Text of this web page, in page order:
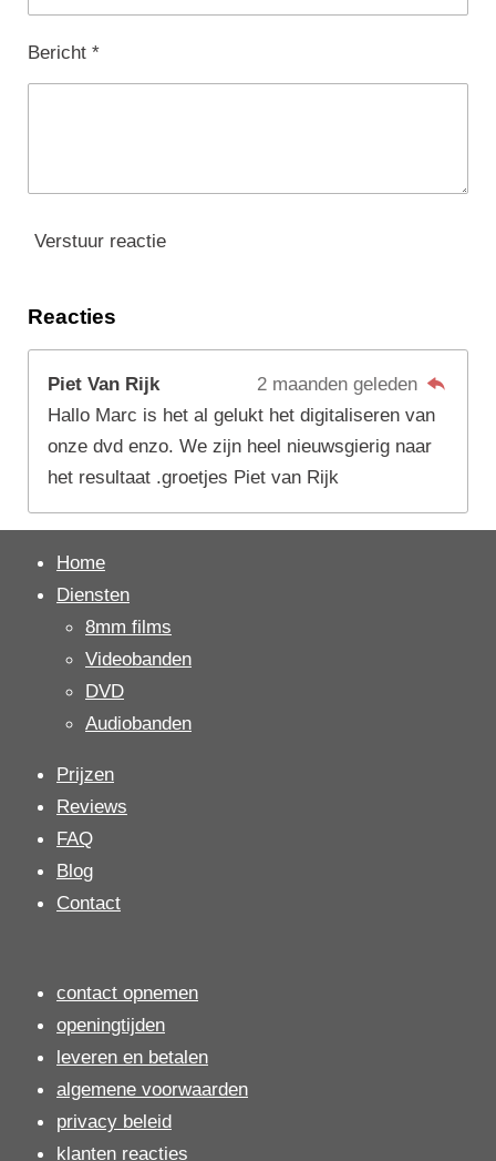
Bericht *
Verstuur reactie
Reacties
Piet Van Rijk
2 maanden geleden
Hallo Marc is het al gelukt het digitaliseren van
onze dvd enzo. We zijn heel nieuwsgierig naar
het resultaat .groetjes Piet van Rijk
Home
Diensten
8mm films
Videobanden
DVD
Audiobanden
Prijzen
Reviews
FAQ
Blog
Contact
contact opnemen
openingtijden
leveren en betalen
algemene voorwaarden
privacy beleid
klanten reacties